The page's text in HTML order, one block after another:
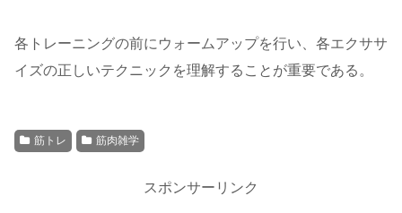
各トレーニングの前にウォームアップを行い、各エクササ
イズの正しいテクニックを理解することが重要である。
筋トレ 筋肉雑学
スポンサーリンク